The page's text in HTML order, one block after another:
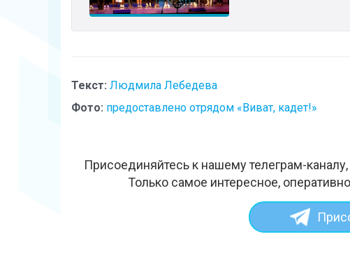
Текст: Людмила Лебедева
Фото: предоставлено отрядом «Виват, кадет!»
Присоединяйтесь к нашему телеграм-
Только самое интересное,